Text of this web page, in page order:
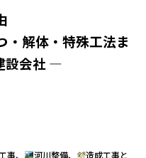
解体・特殊工法ま
設会社 ―
事、 河川整備、
造成工事と